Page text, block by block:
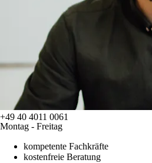
+49 40 4011 0061
Montag - Freitag
kompetente Fachkräfte
kostenfreie Beratung